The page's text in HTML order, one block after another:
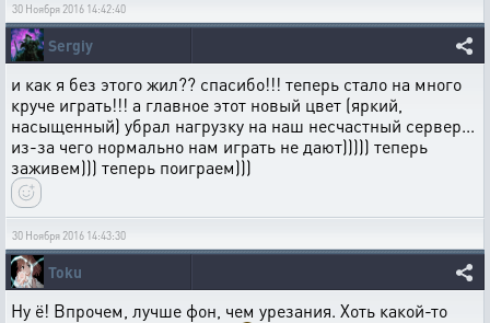
30 Ноября 2016 14:42:40
Sergiy
и как я без этого жил?? спасибо!!! теперь стало на много
круче играть!!! а главное этот новый цвет (яркий,
насыщенный) убрал нагрузку на наш несчастный сервер...
из-за чего нормально нам играть не дают))))) теперь
заживем))) теперь поиграем)))
30 Ноября 2016 14:43:30
Toku
Ну ё! Впрочем, лучше фон, чем урезания. Хоть какой-то